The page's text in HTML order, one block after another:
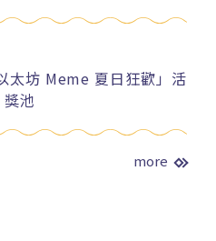
太坊 Meme 夏日狂歡」活
池
more